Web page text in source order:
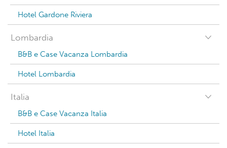
Hotel Gardone Riviera
Lombardia
B&B e Case Vacanza Lombardia
Hotel Lombardia
Italia
B&B e Case Vacanza Italia
Hotel Italia